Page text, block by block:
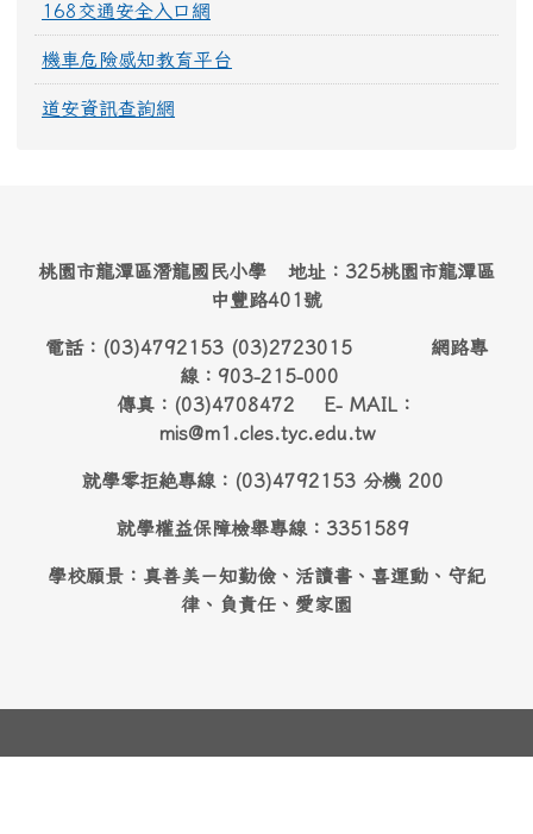
168交通安全入口網
機車危險感知教育平台
道安資訊查詢網
桃園市龍潭區潛龍國民小學 地址：325桃園市龍潭區
中豐路401號
電話：(03)4792153 (03)2723015 網路專
線：903-215-000
傳真：(03)4708472 E- MAIL：
mis@m1.cles.tyc.edu.tw
就學零拒絶專線：(03)4792153 分機 200
就學權益保障檢舉專線：3351589
學校願景：真善美－知勤儉、活讀書、喜運動、守紀
律、負責任、愛家園